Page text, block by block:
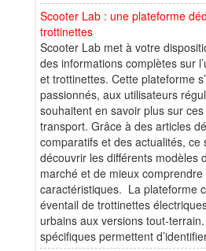
Scooter Lab : une plateforme
trottinettes
Scooter Lab met à votre
des informations complètes sur
et trottinettes. Cette plateforme
passionnés, aux utilisateurs
souhaitent en savoir plus sur
transport. Grâce à des articles
comparatifs et des actualités, ce
découvrir les différents modèles
marché et de mieux comprendre
caractéristiques. La plateforme
éventail de trottinettes
urbains aux versions tout-
spécifiques permettent